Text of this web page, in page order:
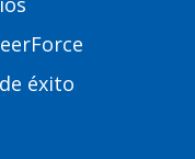
éxito